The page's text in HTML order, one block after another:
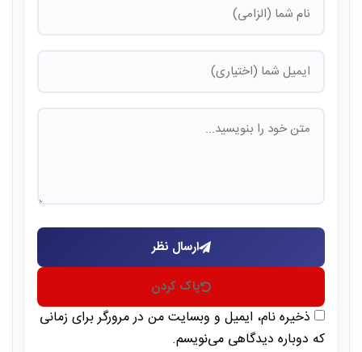
ارسال نظر
پاک کردن
ذخیره نام، ایمیل و وبسایت من در مرورگر برای زمانی
که دوباره دیدگاهی می‌نویسم.